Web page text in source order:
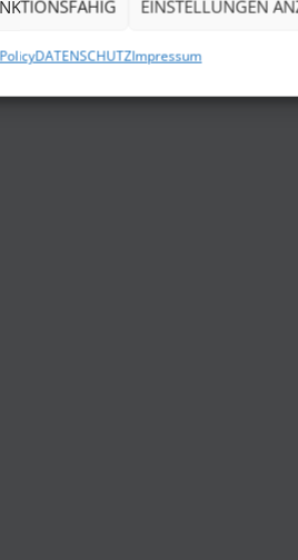
EINSTELLUNGEN
DATENSCHUTZImpressum